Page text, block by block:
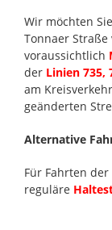
Wir möchten
Tonnaer Straße
voraussichtlich
der Linien 735,
am
geänderten
Alternative
Für Fahrten der
reguläre